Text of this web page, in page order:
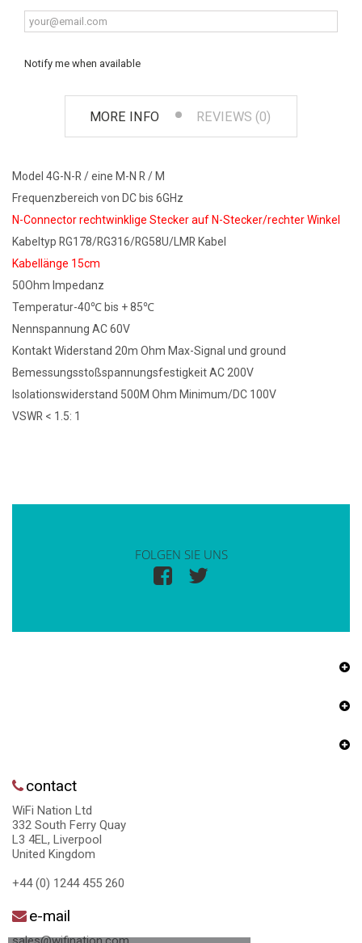
Notify me when available
MORE INFO REVIEWS (0)
Model 4G-N-R / eine M-N R / M
Frequenzbereich von DC bis 6GHz
N-Connector rechtwinklige Stecker auf N-Stecker/rechter Winkel
Kabeltyp RG178/RG316/RG58U/LMR Kabel
Kabellänge 15cm
50Ohm Impedanz
Temperatur-40℃ bis + 85℃
Nennspannung AC 60V
Kontakt Widerstand 20m Ohm Max-Signal und ground
Bemessungsstoßspannungsfestigkeit AC 200V
Isolationswiderstand 500M Ohm Minimum/DC 100V
VSWR < 1.5: 1
FOLGEN SIE UNS
contact
WiFi Nation Ltd
332 South Ferry Quay
L3 4EL, Liverpool
United Kingdom
+44 (0) 1244 455 260
e-mail